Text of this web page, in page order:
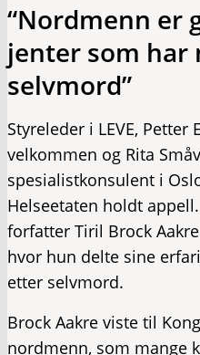
“Nordmenn er
jenter som har
selvmord”
Styreleder i LEVE, Petter
velkommen og Rita
spesialistkonsulent i
Helseetaten holdt
forfatter Tiril Brock
hvor hun delte sine
etter selvmord.
Brock Aakre viste til
nordmenn, som mange